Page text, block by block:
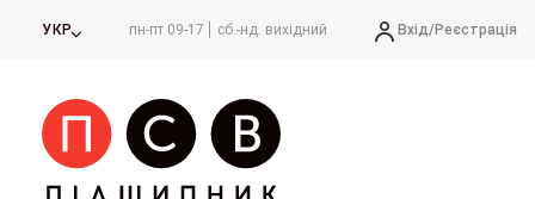
УКР пн-пт 09-17 сб.-нд. вихідний Вхід/Реєстрація